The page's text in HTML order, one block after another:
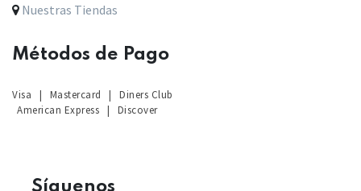
Nuestras Tiendas
Métodos de Pago
Visa | Mastercard |
Diners Club
American Express | Discover
Síguenos